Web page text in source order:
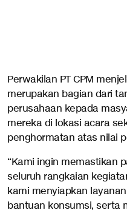
Perwakilan PT CPM
merupakan bagian dari
perusahaan kepada
mereka di lokasi acara
penghormatan atas nilai
“Kami ingin memastikan
seluruh rangkaian
kami menyiapkan
bantuan konsumsi, serta